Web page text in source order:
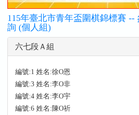
115年臺北市青年盃圍棋錦標賽 --
詢 (個人組)
六七段Ａ組
編號:1 姓名:徐O恩
編號:3 姓名:李O非
編號:4 姓名:李O宇
編號:6 姓名:陳O祈